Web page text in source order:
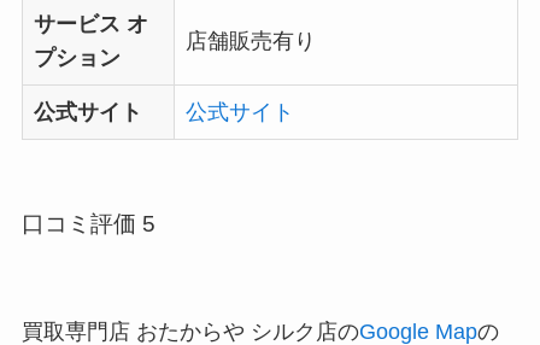
サービス オ
プション
店舗販売有り
公式サイト 公式サイト
口コミ評価 5
買取専門店 おたからや シルク店のGoogle Mapの